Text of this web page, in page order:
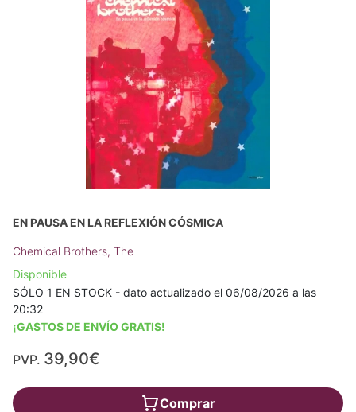
EN PAUSA EN LA REFLEXIÓN CÓSMICA
Chemical Brothers, The
Disponible
SÓLO 1 EN STOCK - dato actualizado el 06/08/2026 a las
20:32
¡GASTOS DE ENVÍO GRATIS!
PVP. 39,90€
Comprar